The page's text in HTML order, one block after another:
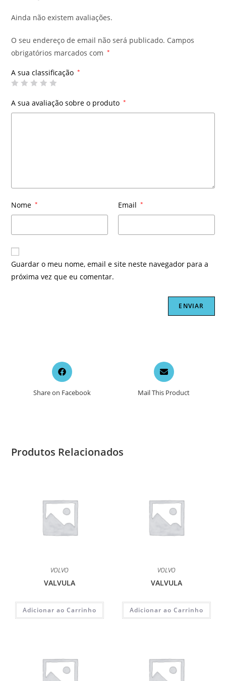
Ainda não existem avaliações.
O seu endereço de email não será publicado. Campos
obrigatórios marcados com
*
A sua classificação *
A sua avaliação sobre o produto *
Nome * Email *
Guardar o meu nome, email e site neste navegador para a
próxima vez que eu comentar.
Opens
in
new
Share on Facebook
Opens
in
a
new
Mail This Product
Produtos Relacionados
VOLVO
VALVULA
Adicionar ao Carrinho
VOLVO
VALVULA
Adicionar ao Carrinho